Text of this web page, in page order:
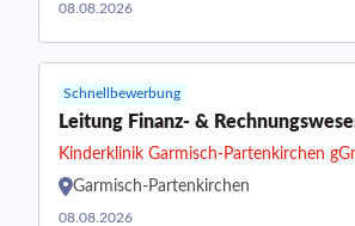
08.08.2026
Schnellbewerbung
Leitung Finanz- &
Kinderklinik Garmisch-Partenkirchen
Garmisch-Partenkirchen
08.08.2026